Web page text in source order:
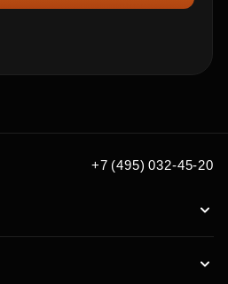
+7 (495) 032-45-20